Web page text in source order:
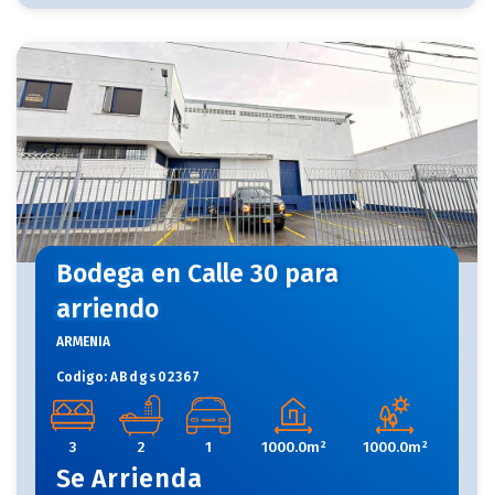
Bodega en Calle 30 para
arriendo
ARMENIA
Codigo: ABdgs02367
3 2 1 1000.0m² 1000.0m²
Se Arrienda